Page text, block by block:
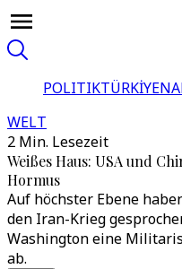
POLITIKTÜRKİYE
WELT
2 Min. Lesezeit
Weißes Haus: USA und
Hormus
Auf höchster Ebene
den Iran-Krieg
Washington eine
ab.